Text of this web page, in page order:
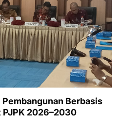
Berbasis
2026–2030